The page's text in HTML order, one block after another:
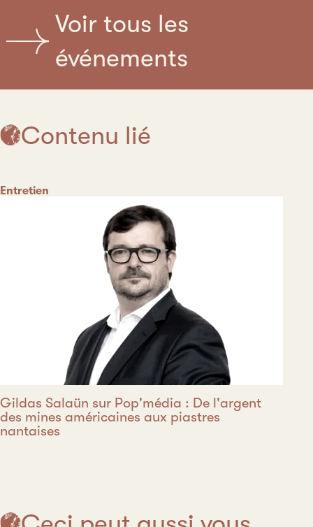
Voir tous les
événements
Contenu lié
Catégorie
Entretien
Gildas Salaün sur Pop'média : De l'argent
des mines américaines aux piastres
nantaises